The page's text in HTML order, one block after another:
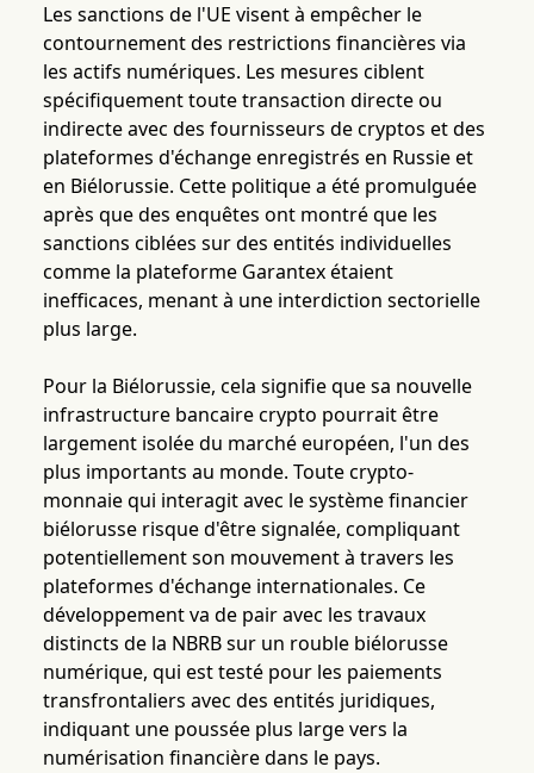
Les sanctions de l'UE visent à empêcher le
contournement des restrictions financières via
les actifs numériques. Les mesures ciblent
spécifiquement toute transaction directe ou
indirecte avec des fournisseurs de cryptos et des
plateformes d'échange enregistrés en Russie et
en Biélorussie. Cette politique a été promulguée
après que des enquêtes ont montré que les
sanctions ciblées sur des entités individuelles
comme la plateforme Garantex étaient
inefficaces, menant à une interdiction sectorielle
plus large.
Pour la Biélorussie, cela signifie que sa nouvelle
infrastructure bancaire crypto pourrait être
largement isolée du marché européen, l'un des
plus importants au monde. Toute crypto-
monnaie qui interagit avec le système financier
biélorusse risque d'être signalée, compliquant
potentiellement son mouvement à travers les
plateformes d'échange internationales. Ce
développement va de pair avec les travaux
distincts de la NBRB sur un rouble biélorusse
numérique, qui est testé pour les paiements
transfrontaliers avec des entités juridiques,
indiquant une poussée plus large vers la
numérisation financière dans le pays.